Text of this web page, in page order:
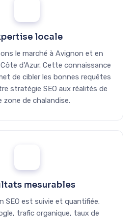
locale
le marché à Avignon et en
d'Azur. Cette connaissance
de cibler les bonnes requêtes
stratégie SEO aux réalités de
zone de chalandise.
mesurables
SEO est suivie et quantifiée.
trafic organique, taux de